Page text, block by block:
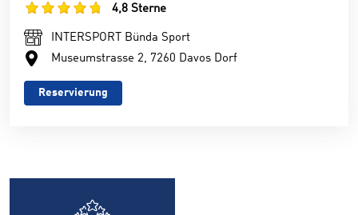
4,8 Sterne
INTERSPORT Bünda Sport
Museumstrasse 2, 7260 Davos Dorf
Reservierung